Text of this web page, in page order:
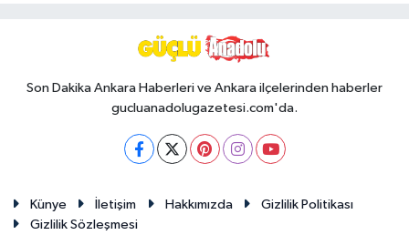
Son Dakika Ankara Haberleri ve Ankara ilçelerinden haberler
gucluanadolugazetesi.com'da.
Künye İletişim Hakkımızda
Gizlilik Politikası
Gizlilik Sözleşmesi